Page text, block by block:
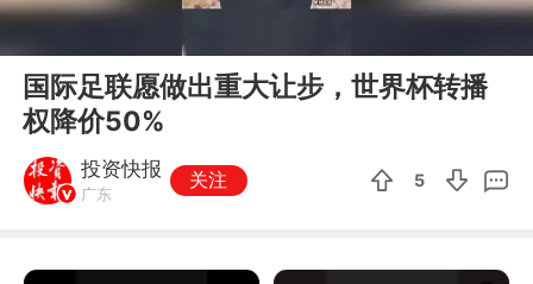
国际足联愿做出重大让步，世界杯转播
权降价50%
投资快报
广东
关注 5